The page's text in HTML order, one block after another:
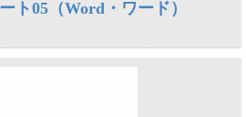
ト05（Word・ワード）